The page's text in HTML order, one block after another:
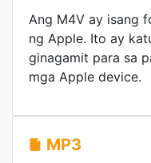
Ang M4V ay isang
ng Apple. Ito ay
ginagamit para sa
mga Apple device.
MP3